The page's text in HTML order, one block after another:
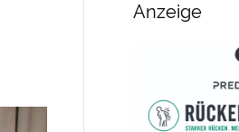
Anzeige